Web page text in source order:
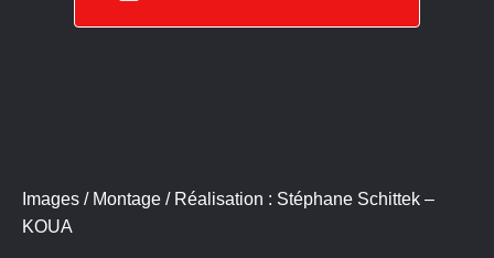
Images / Montage / Réalisation : Stéphane Schittek –
KOUA